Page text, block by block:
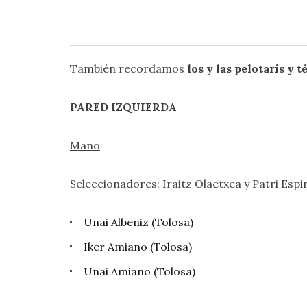
También recordamos los y las pelotaris y
PARED IZQUIERDA
Mano
Seleccionadores: Iraitz Olaetxea y Patri
Unai Albeniz (Tolosa)
Iker Amiano (Tolosa)
Unai Amiano (Tolosa)